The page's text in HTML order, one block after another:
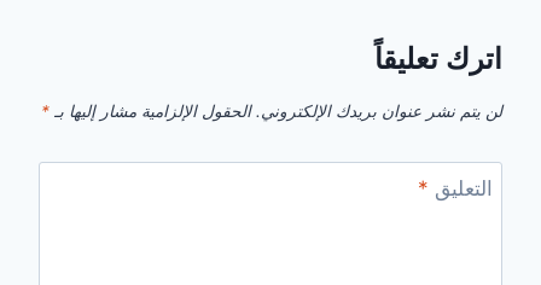
اترك تعليقاً
لن يتم نشر عنوان بريدك الإلكتروني. الحقول الإلزامية مشار إليها بـ *
التعليق *